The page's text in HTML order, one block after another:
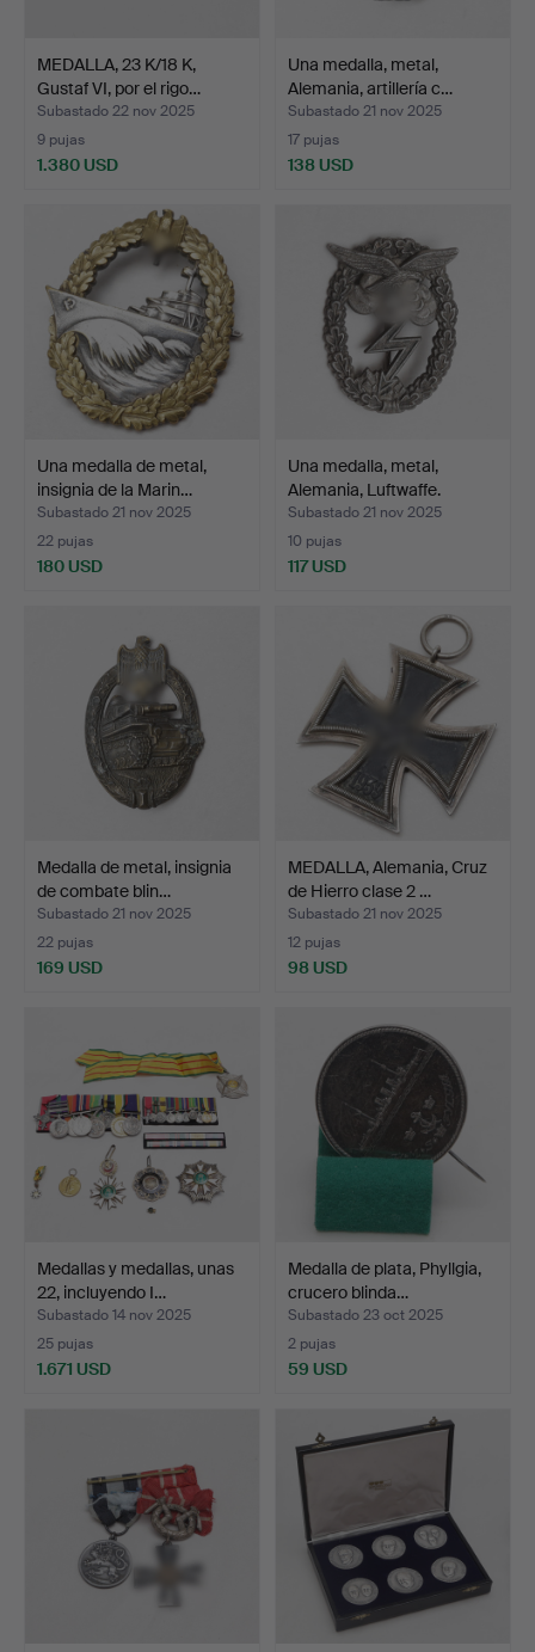
MEDALLA, 23 K/18 K,
Gustaf VI, por el rigo…
Subastado 22 nov 2025
9 pujas
1.380 USD
Una medalla, metal,
Alemania, artillería c…
Subastado 21 nov 2025
17 pujas
138 USD
Una medalla de metal,
insignia de la Marin…
Subastado 21 nov 2025
22 pujas
180 USD
Una medalla, metal,
Alemania, Luftwaffe.
Subastado 21 nov 2025
10 pujas
117 USD
Medalla de metal, insignia
de combate blin…
Subastado 21 nov 2025
22 pujas
169 USD
MEDALLA, Alemania, Cruz
de Hierro clase 2 …
Subastado 21 nov 2025
12 pujas
98 USD
Medallas y medallas, unas
22, incluyendo I…
Subastado 14 nov 2025
25 pujas
1.671 USD
Medalla de plata, Phyllgia,
crucero blinda…
Subastado 23 oct 2025
2 pujas
59 USD